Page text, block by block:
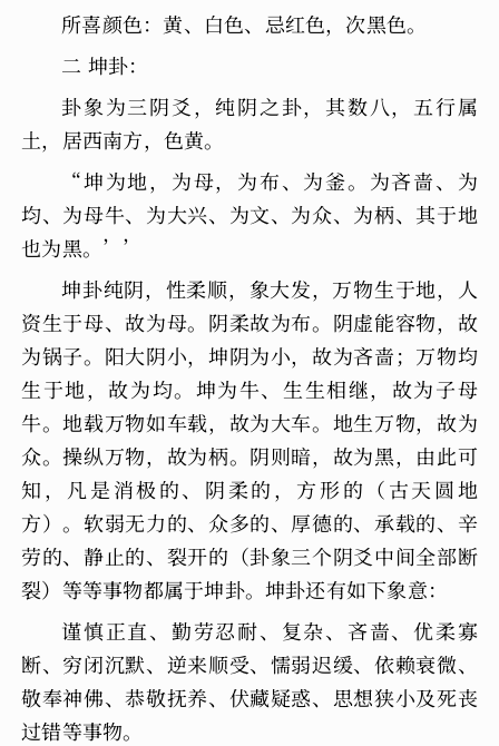
所喜颜色：黄、白色、忌红色，次黑色。
二 坤卦：
卦象为三阴爻，纯阴之卦，其数八，五行属
土，居西南方，色黄。
“坤为地，为母，为布、为釜。为吝啬、为
均、为母牛、为大兴、为文、为众、为柄、其于地
也为黑。’’
坤卦纯阴，性柔顺，象大发，万物生于地，人
资生于母、故为母。阴柔故为布。阴虚能容物，故
为锅子。阳大阴小，坤阴为小，故为吝啬；万物均
生于地，故为均。坤为牛、生生相继，故为子母
牛。地载万物如车载，故为大车。地生万物，故为
众。操纵万物，故为柄。阴则暗，故为黑，由此可
知，凡是消极的、阴柔的，方形的（古天圆地
方）。软弱无力的、众多的、厚德的、承载的、辛
劳的、静止的、裂开的（卦象三个阴爻中间全部断
裂）等等事物都属于坤卦。坤卦还有如下象意：
谨慎正直、勤劳忍耐、复杂、吝啬、优柔寡
断、穷闭沉默、逆来顺受、懦弱迟缓、依赖衰微、
敬奉神佛、恭敬抚养、伏藏疑惑、思想狭小及死丧
过错等事物。